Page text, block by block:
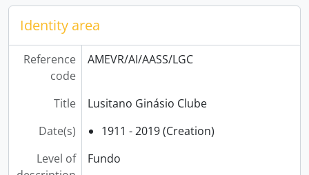
Identity area
Reference
code
AMEVR/AI/AASS/LGC
Title
Lusitano Ginásio Clube
Date(s)
1911 - 2019 (Creation)
Level of
Fundo